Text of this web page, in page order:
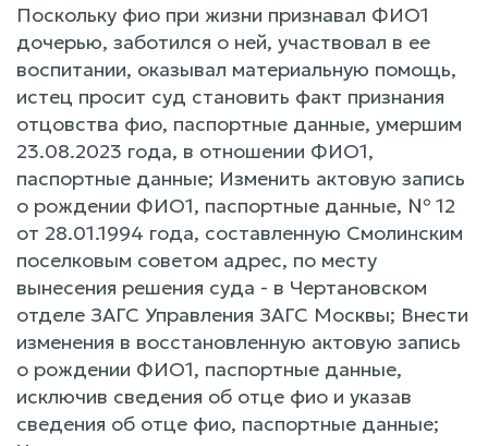
Поскольку фио при жизни признавал ФИО1
дочерью, заботился о ней, участвовал в ее
воспитании, оказывал материальную помощь,
истец просит суд становить факт признания
отцовства фио, паспортные данные, умершим
23.08.2023 года, в отношении ФИО1,
паспортные данные; Изменить актовую запись
о рождении ФИО1, паспортные данные, № 12
от 28.01.1994 года, составленную Смолинским
поселковым советом адрес, по месту
вынесения решения суда - в Чертановском
отделе ЗАГС Управления ЗАГС Москвы; Внести
изменения в восстановленную актовую запись
о рождении ФИО1, паспортные данные,
исключив сведения об отце фио и указав
сведения об отце фио, паспортные данные;